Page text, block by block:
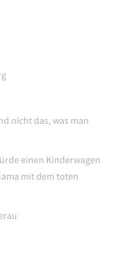
nicht das, was man
einen Kinderwagen
mit dem toten